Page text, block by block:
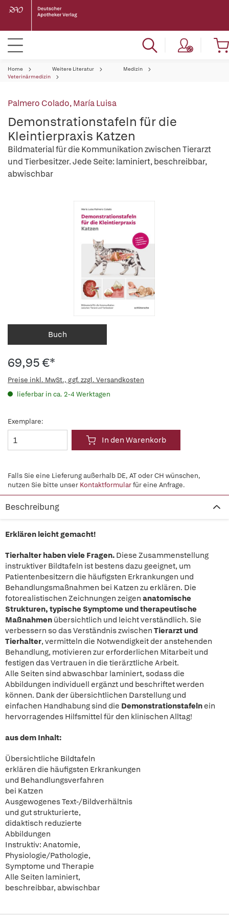
Home Weitere Literatur
Medizin
Veterinärmedizin
Palmero Colado, María Luisa
Demonstrationstafeln für die
Kleintierpraxis Katzen
Bildmaterial für die Kommunikation zwischen Tierarzt
und Tierbesitzer. Jede Seite: laminiert, beschreibbar,
abwischbar
Buch
69,95 €*
Preise inkl. MwSt., ggf. zzgl. Versandkosten
lieferbar in ca. 2-4 Werktagen
Exemplare:
In den Warenkorb
Falls Sie eine Lieferung außerhalb DE, AT oder CH wünschen,
nutzen Sie bitte unser Kontaktformularfür eine Anfrage.
Beschreibung
Erklären leicht gemacht!
Tierhalter haben viele Fragen. Diese Zusammenstellung
instruktiver Bildtafeln ist bestens dazu geeignet, um
Patientenbesitzern die häufigsten Erkrankungen und
Behandlungsmaßnahmen bei Katzen zu erklären. Die
fotorealistischen Zeichnungen zeigen anatomische
Strukturen, typische Symptome und therapeutische
Maßnahmen übersichtlich und leicht verständlich. Sie
verbessern so das Verständnis zwischen Tierarzt und
Tierhalter, vermitteln die Notwendigkeit der anstehenden
Behandlung, motivieren zur erforderlichen Mitarbeit und
festigen das Vertrauen in die tierärztliche Arbeit.
Alle Seiten sind abwaschbar laminiert, sodass die
Abbildungen individuell ergänzt und beschriftet werden
können. Dank der übersichtlichen Darstellung und
einfachen Handhabung sind die Demonstrationstafelnein
hervorragendes Hilfsmittel für den klinischen Alltag!
aus dem Inhalt:
Übersichtliche Bildtafeln
erklären die häufigsten Erkrankungen
und Behandlungsverfahren
bei Katzen
Ausgewogenes Text-/Bildverhältnis
und gut strukturierte,
didaktisch reduzierte
Abbildungen
Instruktiv: Anatomie,
Physiologie/Pathologie,
Symptome und Therapie
Alle Seiten laminiert,
beschreibbar, abwischbar